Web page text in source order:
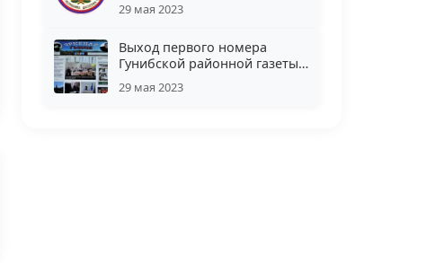
29 мая 2023
Выход первого номера
Гунибской районной газеты
«Новый свет»
29 мая 2023